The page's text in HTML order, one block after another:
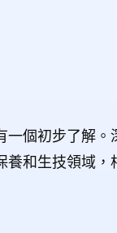
個初步了解。
和生技領域，